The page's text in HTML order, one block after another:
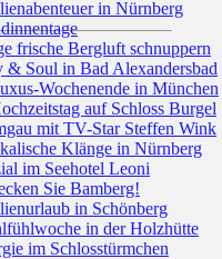
in Nürnberg
frische Bergluft schnuppern
Soul in Bad Alexandersbad
Wochenende in München
auf Schloss Burgel
mit TV-Star Steffen Wink
Klänge in Nürnberg
im Seehotel Leoni
Sie Bamberg!
in Schönberg
in der Holzhütte
im Schlosstürmchen